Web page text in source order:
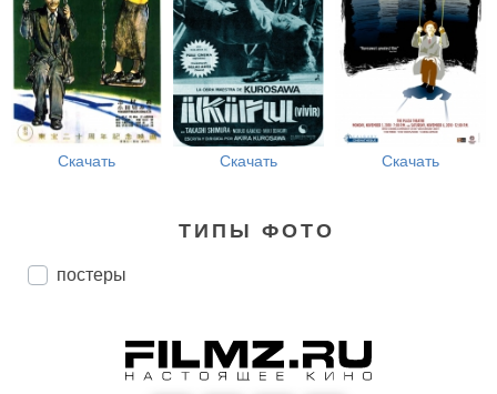
Скачать Скачать Скачать
ТИПЫ ФОТО
постеры